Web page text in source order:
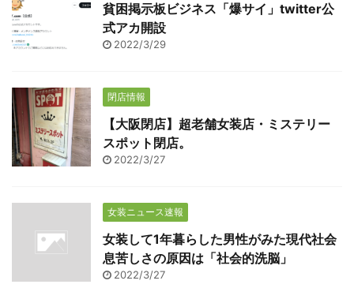
貧困掲示板ビジネス「爆サイ」twitter公
式アカ開設
2022/3/29
閉店情報
【大阪閉店】超老舗女装店・ミステリー
スポット閉店。
2022/3/27
女装ニュース速報
女装して1年暮らした男性がみた現代社会
息苦しさの原因は「社会的洗脳」
2022/3/27